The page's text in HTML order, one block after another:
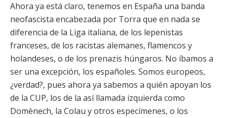
Ahora ya está claro, tenemos en España una banda
neofascista encabezada por Torra que en nada se
diferencia de la Liga italiana, de los lepenistas
franceses, de los racistas alemanes, flamencos y
holandeses, o de los prenazis húngaros. No íbamos a
ser una excepción, los españoles. Somos europeos,
¿verdad?, pues ahora ya sabemos a quién apoyan los
de la CUP, los de la así llamada izquierda como
Domènech, la Colau y otros especímenes, o los